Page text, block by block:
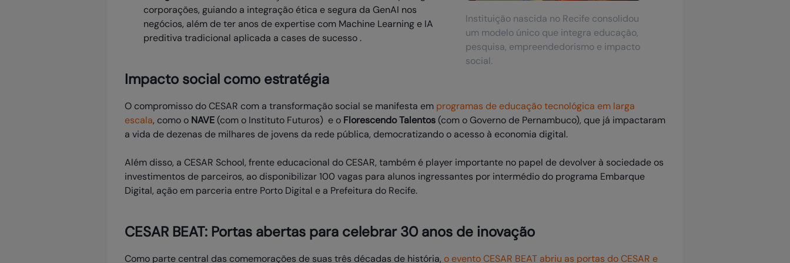
Instituição nascida no Recife consolidou
um modelo único que integra educação,
pesquisa, empreendedorismo e impacto
social.
corporações, guiando a integração ética e segura da GenAI nos
negócios, além de ter anos de expertise com Machine Learning e IA
preditiva tradicional aplicada a cases de sucesso .
Impacto social como estratégia
O compromisso do CESAR com a transformação social se manifesta em programas de educação tecnológica em larga
escala, como o NAVE(com o Instituto Futuros) e o Florescendo Talentos(com o Governo de Pernambuco), que já impactaram
a vida de dezenas de milhares de jovens da rede pública, democratizando o acesso à economia digital.
Além disso, a CESAR School, frente educacional do CESAR, também é player importante no papel de devolver à sociedade os
investimentos de parceiros, ao disponibilizar 100 vagas para alunos ingressantes por intermédio do programa Embarque
Digital, ação em parceria entre Porto Digital e a Prefeitura do Recife.
CESAR BEAT: Portas abertas para celebrar 30 anos de inovação
Como parte central das comemorações de suas três décadas de história, o evento CESAR BEAT abriu as portas do CESAR e